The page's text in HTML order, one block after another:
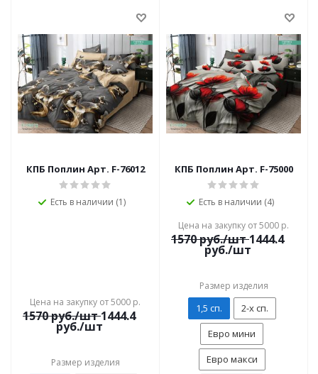
КПБ Поплин Арт. F-76012
Есть в наличии (1)
Цена на закупку от 5000 р.
1570руб./шт 1444.4
руб./шт
Размер изделия
КПБ Поплин Арт. F-75000
Есть в наличии (4)
Цена на закупку от 5000 р.
1570руб./шт 1444.4
руб./шт
Размер изделия
1,5 сп.
2-х сп.
Евро мини
Евро макси